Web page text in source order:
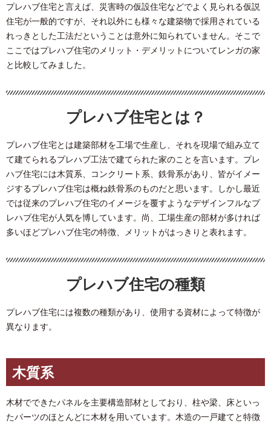
プレハブ住宅と言えば、災害時の仮設住宅などでよく見られる仮説
住宅が一般的ですが、それ以外にも様々な建築物で採用されている
れっきとした工法だということは意外に知られていません。そこで
ここではプレハブ住宅のメリット・デメリットについてレンガの家
と比較してみました。
プレハブ住宅とは？
プレハブ住宅とは建築部材を工場で生産し、それを現場で組み立て
て建てられるプレハブ工法で建てられた家のことを言います。プレ
ハブ住宅には木質系、コンクリート系、鉄骨系があり、皆がイメー
ジするプレハブ住宅は概ね鉄骨系のものだと思います。しかし最近
では従来のプレハブ住宅のイメージを覆すようなデザインフルなプ
レハブ住宅が人気を博しています。尚、工場生産の部材が多ければ
多いほどプレハブ住宅の特徴、メリットがはっきりと表れます。
プレハブ住宅の種類
プレハブ住宅には複数の種類があり、使用する資材によって特徴が
異なります。
木質系
木材でできたパネルを主要構造部材としており、柱や梁、床といっ
たパーツのほとんどに木材を用いています。木造の一戸建てと特徴